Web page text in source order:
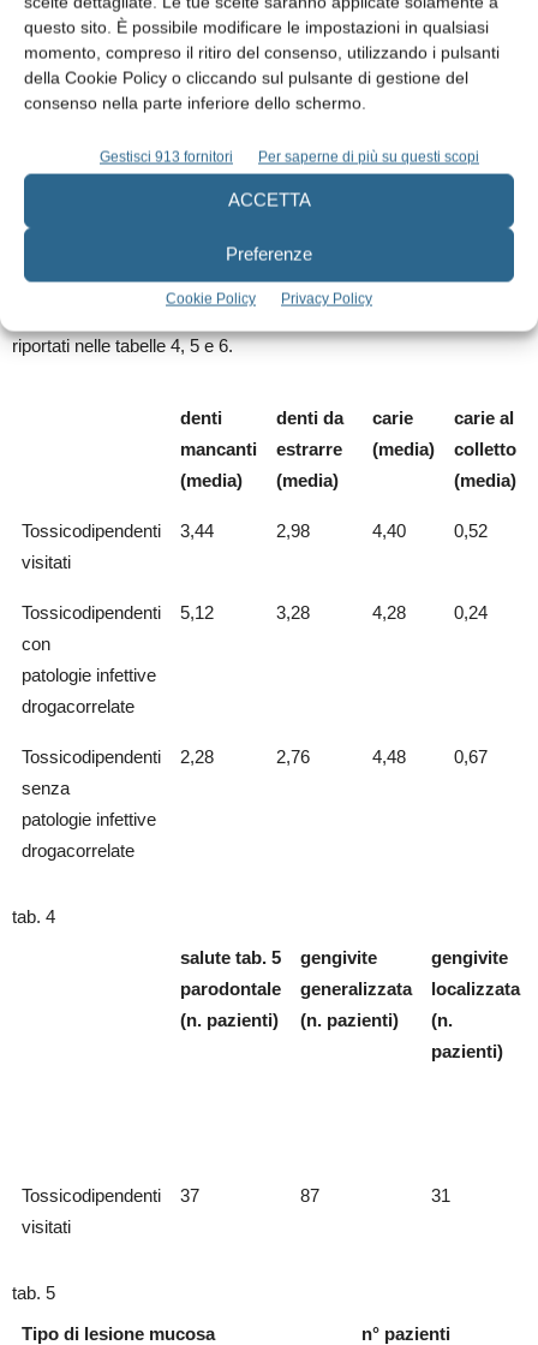
questo sito. È possibile modificare le impostazioni in qualsiasi
momento, compreso il ritiro del consenso, utilizzando i pulsanti
della Cookie Policy o cliccando sul pulsante di gestione del
consenso nella parte inferiore dello schermo.
Gestisci 913 fornitori Per saperne di più su questi scopi
ACCETTA
Preferenze
Cookie Policy Privacy Policy
trattamento del circuito idrico del riunito. Indipendentemente dal
tipo e dall’uso, tutto lo strumentario è stato classificato come
“critico”, in base al potenziale rischio di infezione associato al suo
uso.
RISULTATI
In tutti i pazienti è stata rilevata una scarsa attenzione verso il
proprio stato di salute orale ed uno scarso ricorso a prestazioni
odontoiatriche, specie preventive.
riportati nelle tabelle 4, 5 e 6.
denti
mancanti
(media)
denti da
estrarre
(media)
carie
(media)
carie al
colletto
(media)
Tossicodipendenti
visitati
3,44 2,98 4,40 0,52
Tossicodipendenti
con
patologie infettive
drogacorrelate
5,12 3,28 4,28 0,24
Tossicodipendenti
senza
patologie infettive
drogacorrelate
2,28 2,76 4,48 0,67
tab. 4
salute tab. 5
parodontale
(n. pazienti)
gengivite
generalizzata
(n. pazienti)
gengivite
localizzata
(n.
pazienti)
Tossicodipendenti
visitati
37 87 31
tab. 5
Tipo di lesione mucosa
n° pazienti